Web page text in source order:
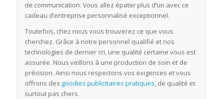
de communication. Vous allez épater plus d’un avec ce
cadeau d’entreprise personnalisé exceptionnel.
Toutefois, chez nous vous trouverez ce que vous
cherchez. Grâce à notre personnel qualifié et nos
technologies de dernier cri, une qualité certaine vous est
assurée. Nous veillons à une production de soin et de
précision. Ainsi nous respectons vos exigences et vous
offrons des goodies publicitaires pratiques, de qualité et
surtout pas chers.